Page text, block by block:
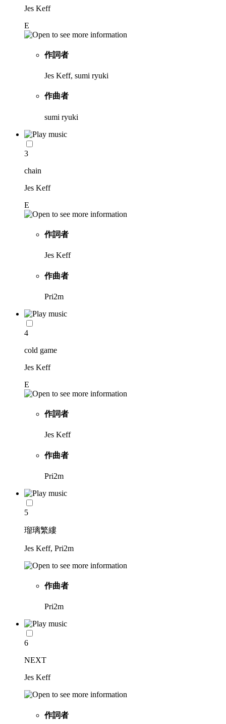
Jes Keff
E
作詞者
Jes Keff, sumi ryuki
作曲者
sumi ryuki
3
chain
Jes Keff
E
作詞者
Jes Keff
作曲者
Pri2m
4
cold game
Jes Keff
E
作詞者
Jes Keff
作曲者
Pri2m
5
瑠璃繁縷
Jes Keff, Pri2m
作曲者
Pri2m
6
NEXT
Jes Keff
作詞者